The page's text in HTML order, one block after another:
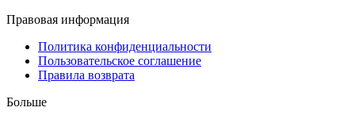
Правовая информация
Политика конфиденциальности
Пользовательское соглашение
Правила возврата
Больше